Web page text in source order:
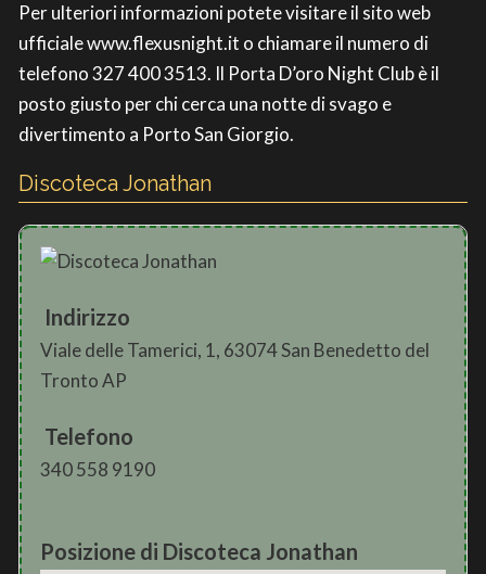
Per ulteriori informazioni potete visitare il sito web
ufficiale www.flexusnight.it o chiamare il numero di
telefono 327 400 3513. Il Porta D’oro Night Club è il
posto giusto per chi cerca una notte di svago e
divertimento a Porto San Giorgio.
Discoteca Jonathan
Indirizzo
Viale delle Tamerici, 1, 63074 San Benedetto del
Tronto AP
Telefono
340 558 9190
Posizione di Discoteca Jonathan